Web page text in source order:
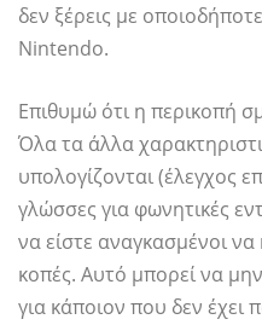
δεν ξέρεις με
Nintendo.
Επιθυμώ ότι η περικοπή
Όλα τα άλλα
υπολογίζονται (έλεγχος
γλώσσες για φωνητικές
να είστε αναγκασμένοι
κοπές. Αυτό μπορεί να
για κάποιον που δεν έχει